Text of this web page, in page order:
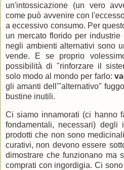
un'intossicazione (un vero
come può avvenire con
a eccessivo consumo. Per
un mercato florido per
negli ambienti alternativi sono
vende. E se proprio
possibilità di "rinforzare il
solo modo al mondo per farlo:
gli amanti dell'"alternativo"
bustine inutili.
Ci siamo innamorati (ci hanno
fondamentali, necessari) degli
prodotti che non sono
curativi, non devono essere
dimostrare che funzionano ma
comprati con ingordigia. Ci